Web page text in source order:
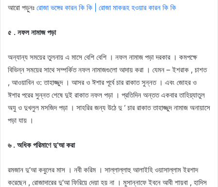
আরো পড়ুনঃ রোজা ভঙ্গের কারন কি কি | রোজা মাকরূহ হওয়ার কারন কি কি
৫ . নফল নামাজ পড়া
অন্যান্য সময়ের তুলনায় এ মাসে বেশি বেশি । নফল নামাজ পড়া দরকার । কমপক্ষে
বিভিন্ন সময়ের সাথে সম্পর্কিত নফল নামাজগুলাে আদায় করা । যেমন – ইশরাক , চাশত
, আওয়াবিন ও: তাহাজ্জুদ । আসর ও ঈশার পূর্বে চার রাকাত সুন্নত । এবং জোহর ও
ঈশার পরের সুন্নত শেষে দুই রাকাত নফল পড়া । প্রতিদিন অন্তত একবার তাহিয়্যাতুল
অযু ও দুখলুল মসজিদ পড়া । সাহরির জন্য উঠে দু ‘ চার রাকাত তাহাজ্জুদ নামাজ অনায়াসে
পড়া যায় ।
৬ . অধিক পরিমাণে দু’আ করা
রমজান দু’আ কবুলের মাস । নবী করিম । সাল্লাল্লাহু আলাইহি ওয়াসাল্লাম ইরশাদ
করেছেন , রােজাদারের দু’আ ফিরিয়ে দেয়া হয় না । মুসান্নাফে ইবনে আবী শায়বা , হাদিস